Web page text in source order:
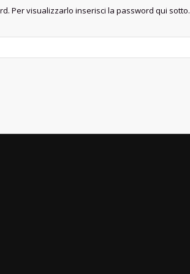
Per visualizzarlo inserisci la password qui sotto.